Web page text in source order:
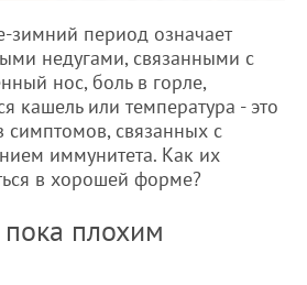
зимний период означает
недугами, связанными с
нос, боль в горле,
кашель или температура - это
симптомов, связанных с
иммунитета. Как их
в хорошей форме?
пока плохим